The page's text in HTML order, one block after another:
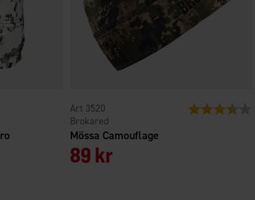
Mössa Camouflage
Brokared
3520
89 kr
Betyg: